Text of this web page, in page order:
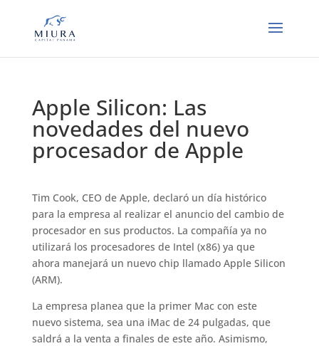
Apple Silicon: Las
novedades del nuevo
procesador de Apple
Tim Cook, CEO de Apple, declaró un día histórico
para la empresa al realizar el anuncio del cambio de
procesador en sus productos. La compañía ya no
utilizará los procesadores de Intel (x86) ya que
ahora manejará un nuevo chip llamado Apple Silicon
(ARM).
La empresa planea que la primer Mac con este
nuevo sistema, sea una iMac de 24 pulgadas, que
saldrá a la venta a finales de este año. Asimismo,